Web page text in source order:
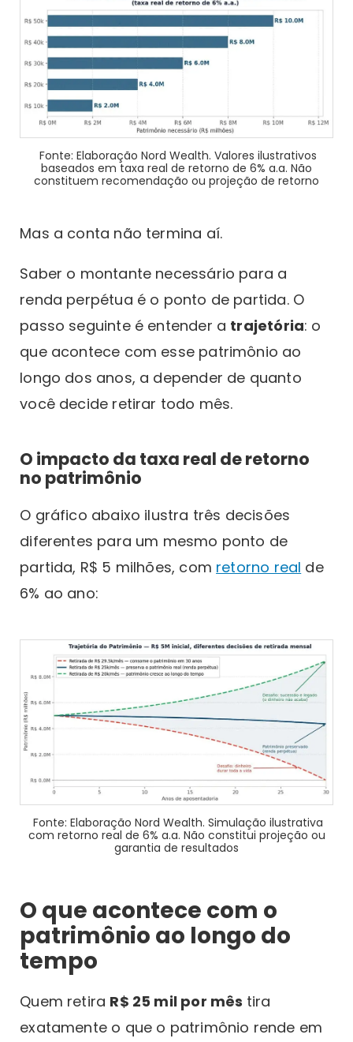
Fonte: Elaboração Nord Wealth. Valores ilustrativos
baseados em taxa real de retorno de 6% a.a. Não
constituem recomendação ou projeção de retorno
Mas a conta não termina aí.
Saber o montante necessário para a
renda perpétua é o ponto de partida. O
passo seguinte é entender a trajetória: o
que acontece com esse patrimônio ao
longo dos anos, a depender de quanto
você decide retirar todo mês.
O impacto da taxa real de retorno
no patrimônio
O gráfico abaixo ilustra três decisões
diferentes para um mesmo ponto de
partida, R$ 5 milhões, com retorno real de
6% ao ano:
Fonte: Elaboração Nord Wealth. Simulação ilustrativa
com retorno real de 6% a.a. Não constitui projeção ou
garantia de resultados
O que acontece com o
patrimônio ao longo do
tempo
Quem retira R$ 25 mil por mês tira
exatamente o que o patrimônio rende em